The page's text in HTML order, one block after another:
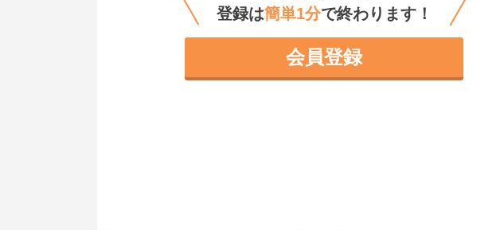
登録は簡単1分で終わります！
会員登録